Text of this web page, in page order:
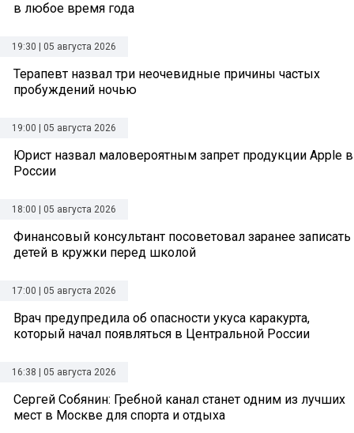
в любое время года
19:30 | 05 августа 2026
Терапевт назвал три неочевидные причины частых
пробуждений ночью
19:00 | 05 августа 2026
Юрист назвал маловероятным запрет продукции Apple в
России
18:00 | 05 августа 2026
Финансовый консультант посоветовал заранее записать
детей в кружки перед школой
17:00 | 05 августа 2026
Врач предупредила об опасности укуса каракурта,
который начал появляться в Центральной России
16:38 | 05 августа 2026
Сергей Собянин: Гребной канал станет одним из лучших
мест в Москве для спорта и отдыха